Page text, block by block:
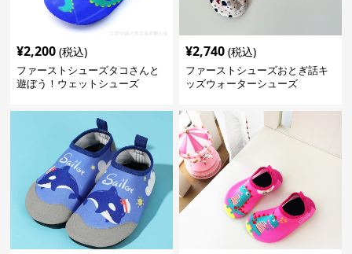
¥2,200 (税込)
ファーストシューズタコさんと
遊ぼう！ウェットシューズ
¥2,740 (税込)
ファーストシューズおとぎ話キ
ッズウォーターシューズ